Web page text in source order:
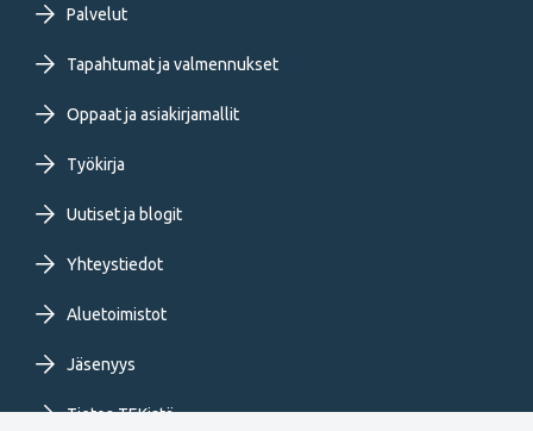
Footer
primary
menu
FI
Palvelut
Tapahtumat ja valmennukset
Oppaat ja asiakirjamallit
Työkirja
Uutiset ja blogit
Yhteystiedot
Aluetoimistot
Jäsenyys
Tietoa TEKistä